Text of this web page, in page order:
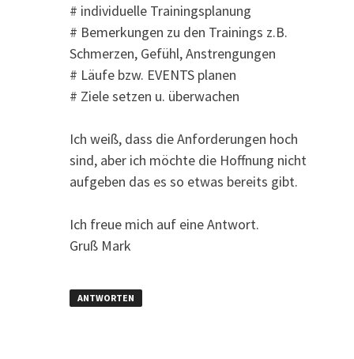
# individuelle Trainingsplanung
# Bemerkungen zu den Trainings z.B.
Schmerzen, Gefühl, Anstrengungen
# Läufe bzw. EVENTS planen
# Ziele setzen u. überwachen
Ich weiß, dass die Anforderungen hoch
sind, aber ich möchte die Hoffnung nicht
aufgeben das es so etwas bereits gibt.
Ich freue mich auf eine Antwort.
Gruß Mark
ANTWORTEN